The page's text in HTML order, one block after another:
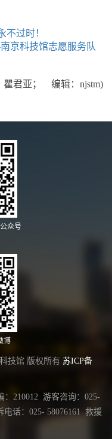
不过时！
京科技馆志愿服务队
瞿君亚； 编辑：njstm)
众号
博
技馆 版权所有 苏ICP备
210012 游客咨询：025-
电话：025- 58076161 救援